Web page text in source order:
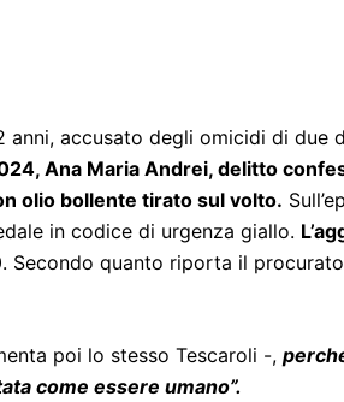
anni, accusato degli omicidi di due
Ana Maria Andrei, delitto
olio bollente tirato sul volto.
in codice di urgenza giallo.
quanto riporta il
poi lo stesso Tescaroli -,
come essere umano”.